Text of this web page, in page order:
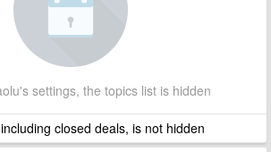
settings, the topics list is hidden
closed deals, is not hidden